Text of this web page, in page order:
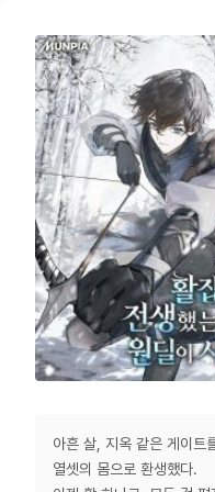
아흔 살, 지옥 같은 게이트
열셋의 몸으로 환생했다.